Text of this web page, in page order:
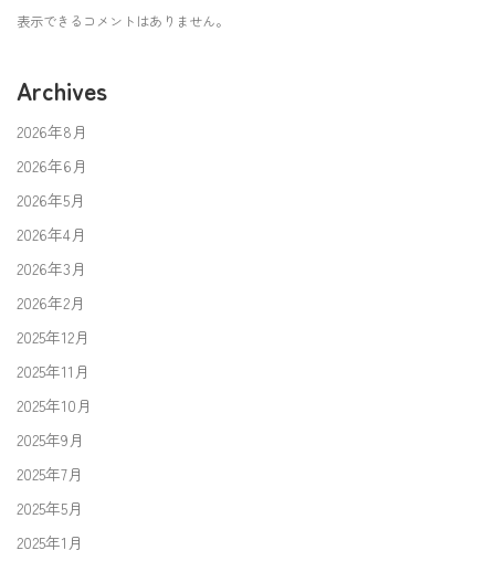
表示できるコメントはありません。
Archives
2026年8月
2026年6月
2026年5月
2026年4月
2026年3月
2026年2月
2025年12月
2025年11月
2025年10月
2025年9月
2025年7月
2025年5月
2025年1月